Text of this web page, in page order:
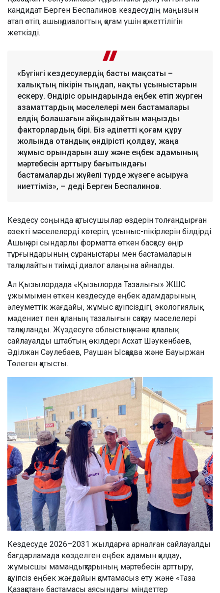
кандидат Берген Беспалинов кездесудің маңызын
атап өтіп, ашық диалогтың қоғам үшін қажеттілігін
жеткізді.
«Бүгінгі кездесулердің басты мақсаты –
халықтың пікірін тыңдап, нақты ұсыныстарын
ескеру. Өндіріс орындарында еңбек етіп жүрген
азаматтардың мәселелері мен бастамалары
елдің болашағын айқындайтын маңызды
факторлардың бірі. Біз әділетті қоғам құру
жолында отандық өндірісті қолдау, жаңа
жұмыс орындарын ашу және еңбек адамының
мәртебесін арттыру бағытындағы
бастамаларды жүйелі түрде жүзеге асыруға
ниеттіміз», – деді Берген Беспалинов.
Кездесу соңында қатысушылар өздерін толғандырған
өзекті мәселелерді көтеріп, ұсыныс-пікірлерін білдірді.
Ашық әрі сындарлы форматта өткен басқосу өңір
тұрғындарының сұраныстары мен бастамаларын
талқылайтын тиімді диалог алаңына айналды.
Ал Қызылордада «Қызылорда Тазалығы» ЖШС
ұжымымен өткен кездесуде еңбек адамдарының
әлеуметтік жағдайы, жұмыс қауіпсіздігі, экологиялық
мәдениет пен қаланың тазалығын сақтау мәселелері
талқыланды. Жүздесуге облыстық және қалалық
сайлауалды штабтың өкілдері Асхат Шәукенбаев,
Әділжан Сәулебаев, Раушан Ысқақова және Бауыржан
Төлеген қатысты.
Кездесуде 2026–2031 жылдарға арналған сайлауалды
бағдарламада көзделген еңбек адамын қолдау,
жұмысшы мамандықтарының мәртебесін арттыру,
қауіпсіз еңбек жағдайын қамтамасыз ету және «Таза
Қазақстан» бастамасы аясындағы міндеттер